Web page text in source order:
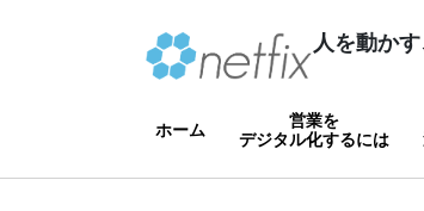
人を動か
ホーム
営業を
デジタル化するには